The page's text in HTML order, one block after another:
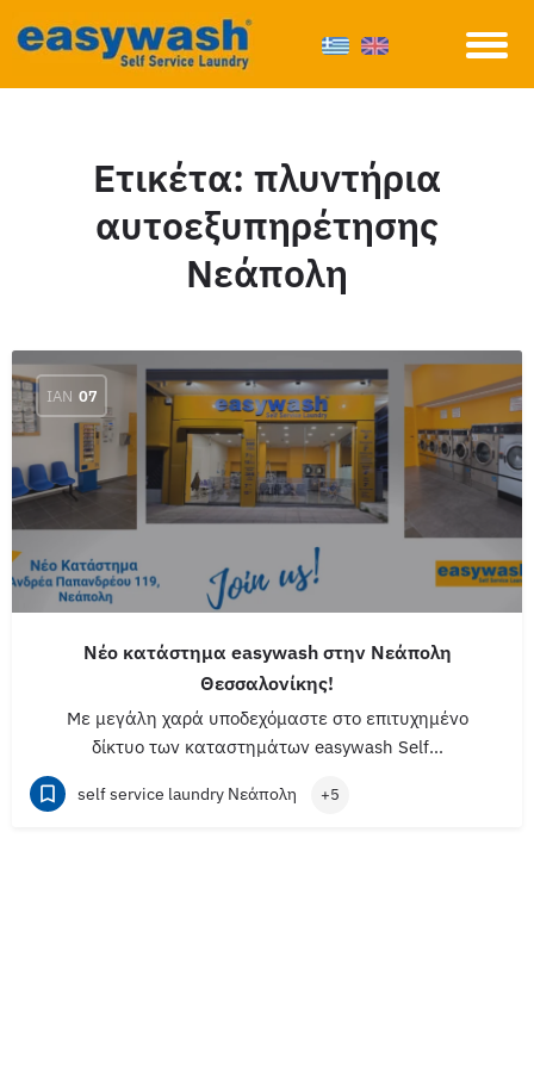
Ετικέτα: πλυντήρια
αυτοεξυπηρέτησης
Νεάπολη
ΙΑΝ 07
Νέο κατάστημα easywash στην Νεάπολη
Θεσσαλονίκης!
Με μεγάλη χαρά υποδεχόμαστε στο επιτυχημένο
δίκτυο των καταστημάτων easywash Self…
self service laundry Νεάπολη +5